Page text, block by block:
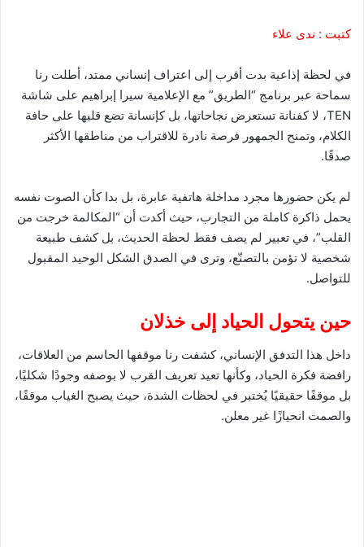
كتبت : ندى علاء
في لحظة إذاعية بدت أقرب إلى اعتراف إنساني ممتد، أطلت رنا
سماحة عبر برنامج “الطريق” مع الإعلامية سيرا إبراهيم على شاشة
TEN، لا كفنانة تستعرض نجاحاتها، بل كإنسانة تضع قلبها على حافة
الكلام، وتمنح الجمهور فرصة نادرة للاقتراب من مناطقها الأكثر
صدقًا.
لم يكن حضورها مجرد مداخلة هاتفية عابرة، بل بدا كأن الصوت نفسه
يحمل ذاكرة كاملة من التجارب، حيث أكدت أن “المكالمة خرجت من
القلب”، في تعبير لم يصف فقط لحظة الحديث، بل كشف طبيعة
شخصية لا تؤمن بالتصنّع، وترى في الصدق الشكل الوحيد المقبول
للتواصل.
حين يتحول الحياد إلى خذلان
داخل هذا التدفق الإنساني، كشفت رنا موقفها الحاسم من العلاقات،
رافضة فكرة الحياد، وكأنها تعيد تعريف القرب لا بوصفه وجودًا شكليًا،
بل موقفًا حقيقيًا يُختبر في لحظات الشدة، حيث يصبح الغياب موقفًا،
والصمت انحيازًا غير معلن.